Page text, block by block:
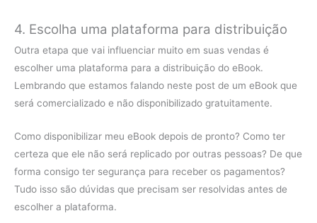
4. Escolha uma plataforma para distribuição
Outra etapa que vai influenciar muito em suas vendas é
escolher uma plataforma para a distribuição do eBook.
Lembrando que estamos falando neste post de um eBook que
será comercializado e não disponibilizado gratuitamente.
Como disponibilizar meu eBook depois de pronto? Como ter
certeza que ele não será replicado por outras pessoas? De que
forma consigo ter segurança para receber os pagamentos?
Tudo isso são dúvidas que precisam ser resolvidas antes de
escolher a plataforma.